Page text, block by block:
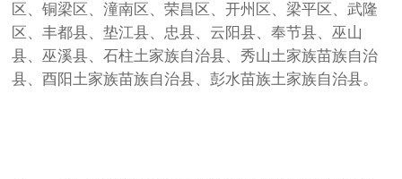
区、铜梁区、潼南区、荣昌区、开州区、梁平区、武隆
区、丰都县、垫江县、忠县、云阳县、奉节县、巫山
县、巫溪县、石柱土家族自治县、秀山土家族苗族自治
县、酉阳土家族苗族自治县、彭水苗族土家族自治县。